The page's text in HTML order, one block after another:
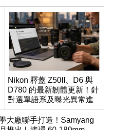
Nikon 釋蓋 Z50II、D6 與
D780 的最新韌體更新！針
對選單語系及曝光異常進
行修復
大廠聯手打造！Samyang